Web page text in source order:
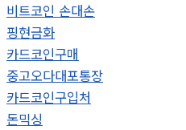
비트코인 손대손
핑현금화
카드코인구매
중고오다대포통장
카드코인구입처
돈믹싱